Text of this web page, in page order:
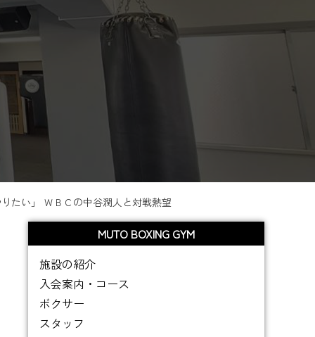
たい」 ＷＢＣの中谷潤人と対戦熱望
MUTO BOXING GYM
施設の紹介
入会案内・コース
ボクサー
スタッフ